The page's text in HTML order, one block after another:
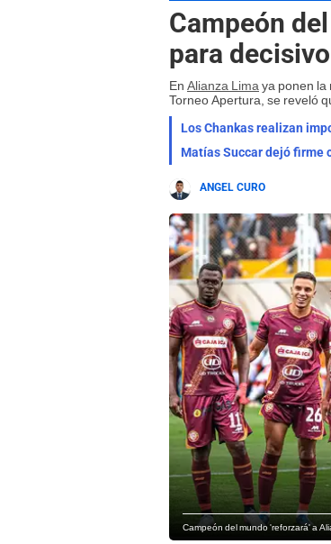
Campeón
para
En Alianza Lima ya ponen la
Torneo Apertura, se reveló
Los Chankas realizan
Matías Succar dejó firme
ANGEL CURO
Campeón del mundo 'reforzará' a